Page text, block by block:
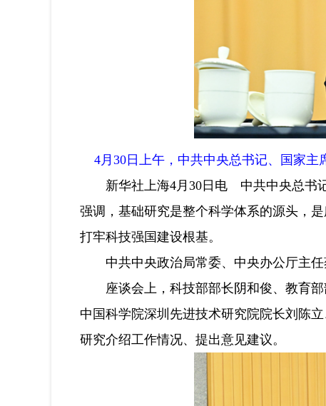
4月30日上午，中共中央总书记、国家
新华社上海4月30日电 中共中央总书记
强调，基础研究是整个科学体系的源头，
打牢科技强国建设根基。
中共中央政治局常委、中央办公厅主任
座谈会上，科技部部长阴和俊、教育部
中国科学院深圳先进技术研究院院长刘陈
研究介绍工作情况、提出意见建议。